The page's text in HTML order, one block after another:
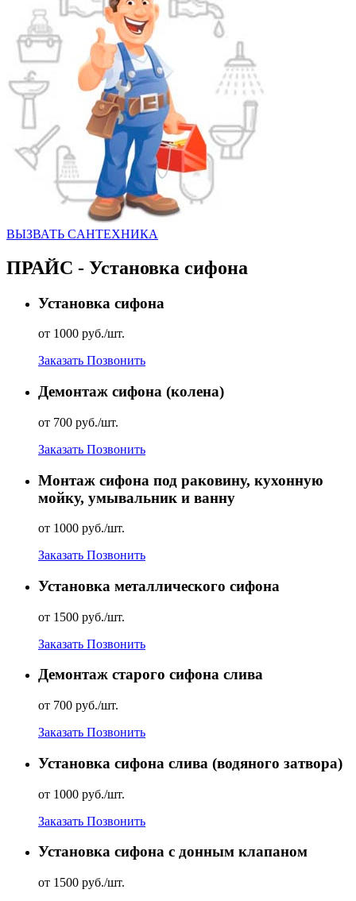
ВЫЗВАТЬ CАНТЕХНИКА
ПРАЙС - Установка сифона
Установка сифона
от 1000 руб./шт.
Заказать Позвонить
Демонтаж сифона (колена)
от 700 руб./шт.
Заказать Позвонить
Монтаж сифона под раковину, кухонную
мойку, умывальник и ванну
от 1000 руб./шт.
Заказать Позвонить
Установка металлического сифона
от 1500 руб./шт.
Заказать Позвонить
Демонтаж старого сифона слива
от 700 руб./шт.
Заказать Позвонить
Установка сифона слива (водяного затвора)
от 1000 руб./шт.
Заказать Позвонить
Установка сифона с донным клапаном
от 1500 руб./шт.